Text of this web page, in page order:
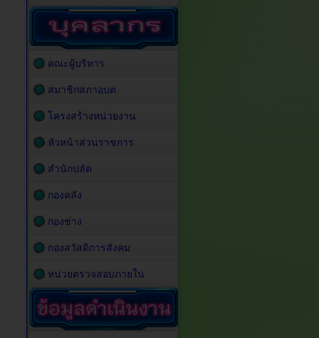
คณะผู้บริหาร
สมาชิกสภาอบต.
โครงสร้างหน่วยงาน
หัวหน้าส่วนราชการ
สำนักปลัด
กองคลัง
กองช่าง
กองสวัสดิการสังคม
หน่วยตรวจสอบภายใน